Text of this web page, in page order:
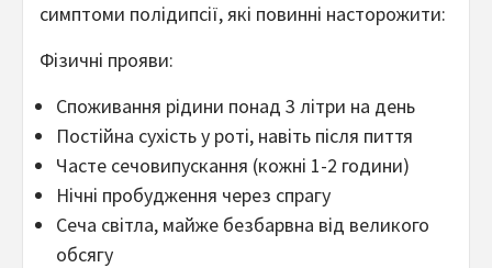
симптоми полідипсії, які повинні насторожити:
Фізичні прояви:
Споживання рідини понад 3 літри на день
Постійна сухість у роті, навіть після пиття
Часте сечовипускання (кожні 1-2 години)
Нічні пробудження через спрагу
Сеча світла, майже безбарвна від великого
обсягу